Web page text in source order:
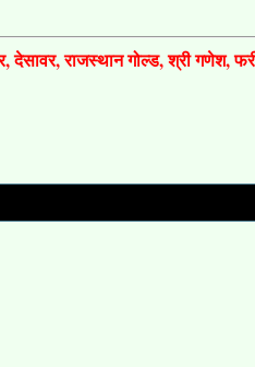
देसावर, राजस्थान गोल्ड, श्री गणेश,